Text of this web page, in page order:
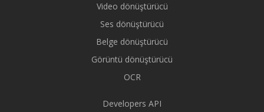
Video dönüştürücü
Ses dönüştürücü
Belge dönüştürücü
Görüntü dönüştürücü
OCR
Developers API